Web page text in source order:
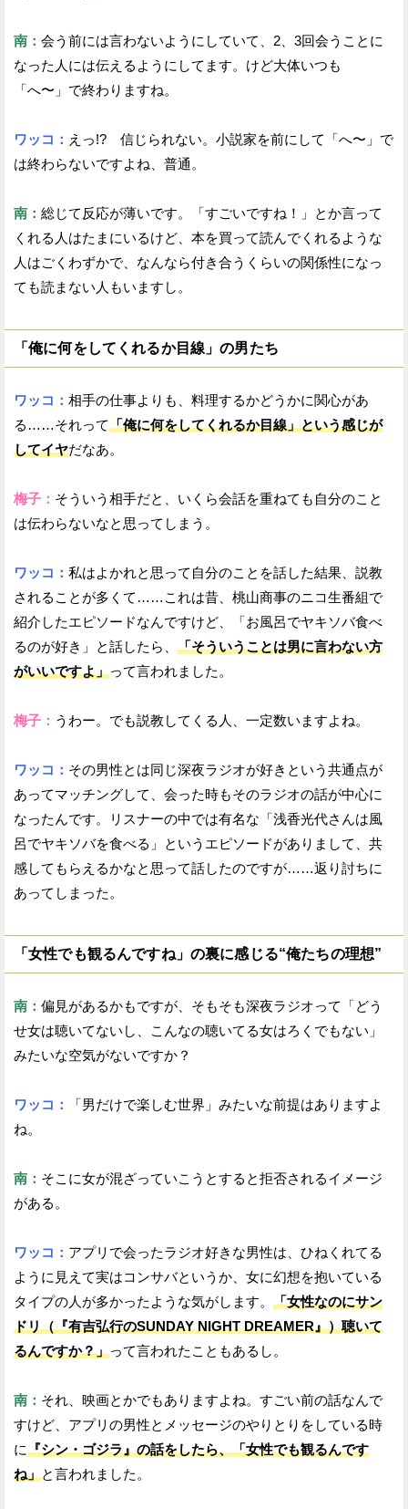
南： 会う前には言わないようにしていて、2、3回会うことに
なった人には伝えるようにしてます。けど大体いつも
「へ〜」で終わりますね。
ワッコ： えっ!? 信じられない。小説家を前にして「へ〜」で
は終わらないですよね、普通。
南： 総じて反応が薄いです。「すごいですね！」とか言って
くれる人はたまにいるけど、本を買って読んでくれるような
人はごくわずかで、なんなら付き合うくらいの関係性になっ
ても読まない人もいますし。
「俺に何をしてくれるか目線」の男たち
ワッコ： 相手の仕事よりも、料理するかどうかに関心があ
る……それって「俺に何をしてくれるか目線」という感じが
してイヤだなあ。
梅子： そういう相手だと、いくら会話を重ねても自分のこと
は伝わらないなと思ってしまう。
ワッコ： 私はよかれと思って自分のことを話した結果、説教
されることが多くて……これは昔、桃山商事のニコ生番組で
紹介したエピソードなんですけど、「お風呂でヤキソバ食べ
るのが好き」と話したら、 「そういうことは男に言わない方
がいいですよ」って言われました。
梅子： うわー。でも説教してくる人、一定数いますよね。
ワッコ： その男性とは同じ深夜ラジオが好きという共通点が
あってマッチングして、会った時もそのラジオの話が中心に
なったんです。リスナーの中では有名な「浅香光代さんは風
呂でヤキソバを食べる」というエピソードがありまして、共
感してもらえるかなと思って話したのですが……返り討ちに
あってしまった。
「女性でも観るんですね」の裏に感じる“俺たちの理想”
南： 偏見があるかもですが、そもそも深夜ラジオって「どう
せ女は聴いてないし、こんなの聴いてる女はろくでもない」
みたいな空気がないですか？
ワッコ：
「男だけで楽しむ世界」みたいな前提はありますよ
ね。
南： そこに女が混ざっていこうとすると拒否されるイメージ
がある。
ワッコ： アプリで会ったラジオ好きな男性は、ひねくれてる
ように見えて実はコンサバというか、女に幻想を抱いている
タイプの人が多かったような気がします。 「女性なのにサン
ドリ（『有吉弘行のSUNDAY NIGHT DREAMER』）聴いて
るんですか？」って言われたこともあるし。
南： それ、映画とかでもありますよね。すごい前の話なんで
すけど、アプリの男性とメッセージのやりとりをしている時
に『シン・ゴジラ』の話をしたら、「女性でも観るんです
ね」と言われました。